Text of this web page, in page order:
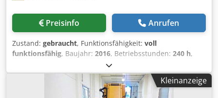
Preisinfo Anrufen
Zustand: gebraucht, Funktionsfähigkeit: voll
funktionsfähig, Baujahr: 2016, Betriebsstunden: 240 h,
, Leergewicht:
mm, Kraftstofftyp:elektrisch, Gesamtlänge:2.820 mm,
, Reichweite der Arme:3.000 mm ,
, Arbeitshöhe:9.900 mm , Senkrecht
Kleinanzeige